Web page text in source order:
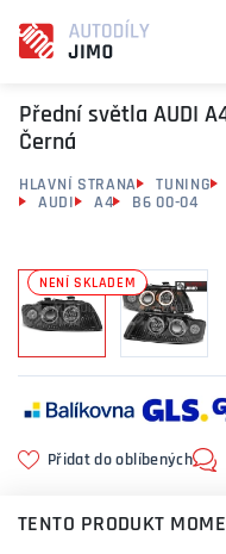
Přední světla AUDI
Černá
HLAVNÍ STRANA TUNING
AUDI
A4 B6 00-04
NENÍ SKLADEM
Přidat do oblíbených
TENTO PRODUKT
Můžeme